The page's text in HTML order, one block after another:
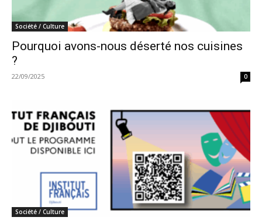
Société / Culture
Pourquoi avons-nous déserté nos cuisines
?
22/09/2025 0
Société / Culture